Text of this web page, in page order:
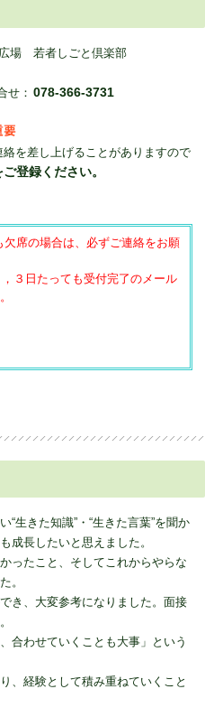
場 若者しごと倶楽部
せ： 078-366-3731
を差し上げることがありますので
登録ください。
席の場合は、必ずご連絡をお願
３日たっても受付完了のメール
生きた知識”・“生きた言葉”を聞か
成長したいと思えました。
ったこと、そしてこれからやらな
。
き、大変参考になりました。面接
合わせていくことも大事」という
、経験として積み重ねていくこと